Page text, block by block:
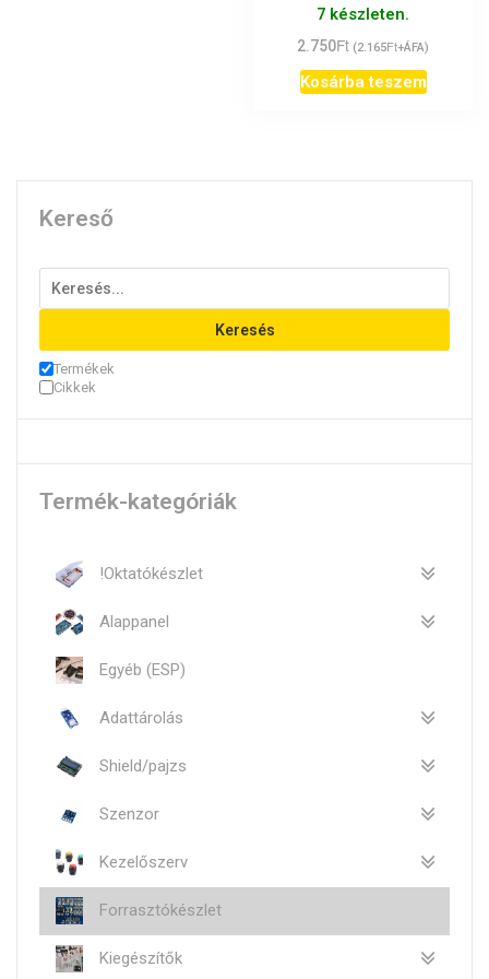
Értékelés:
5.00
7 készleten.
2.750Ft (2.165Ft+ÁFA)
Kosárba teszem
Kereső
Keresés
Termékek
Cikkek
Termék-kategóriák
!Oktatókészlet
Alappanel
Egyéb (ESP)
Adattárolás
Shield/pajzs
Szenzor
Kezelőszerv
Forrasztókészlet
Kiegészítők